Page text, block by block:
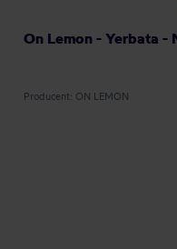
On Lemon - Yerbata -
Producent: ON LEMON